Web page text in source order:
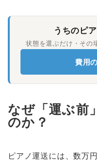
うちのピ
状態を選ぶだけ・その
費用
なぜ「運ぶ前
のか？
ピアノ運送には、数万